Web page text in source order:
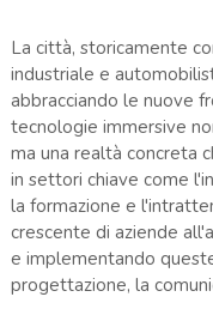
La città, storicamente
industriale e
abbracciando le nuove
tecnologie immersive
ma una realtà concreta
in settori chiave come
la formazione e
crescente di aziende
e implementando
progettazione, la